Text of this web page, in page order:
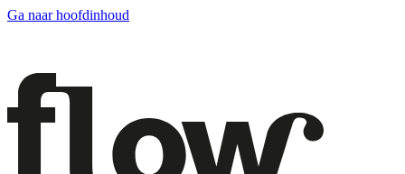
Ga naar hoofdinhoud